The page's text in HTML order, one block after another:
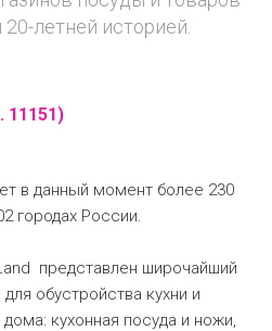
летней историей.
11151)
в данный момент более 230
городах России.
представлен широчайший
обустройства кухни и
кухонная посуда и ножи,